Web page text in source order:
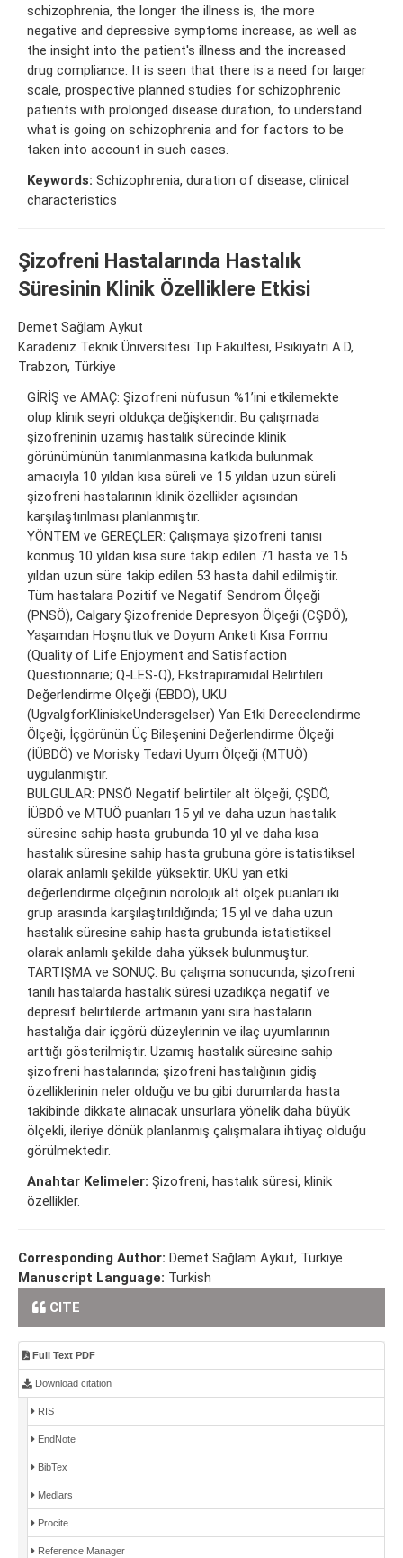
schizophrenia, the longer the illness is, the more
negative and depressive symptoms increase, as well as
the insight into the patient's illness and the increased
drug compliance. It is seen that there is a need for larger
scale, prospective planned studies for schizophrenic
patients with prolonged disease duration, to understand
what is going on schizophrenia and for factors to be
taken into account in such cases.
Keywords: Schizophrenia, duration of disease, clinical
characteristics
Şizofreni Hastalarında Hastalık
Süresinin Klinik Özelliklere Etkisi
Demet Sağlam Aykut
Karadeniz Teknik Üniversitesi Tıp Fakültesi, Psikiyatri A.D,
Trabzon, Türkiye
GİRİŞ ve AMAÇ: Şizofreni nüfusun %1’ini etkilemekte
olup klinik seyri oldukça değişkendir. Bu çalışmada
şizofreninin uzamış hastalık sürecinde klinik
görünümünün tanımlanmasına katkıda bulunmak
amacıyla 10 yıldan kısa süreli ve 15 yıldan uzun süreli
şizofreni hastalarının klinik özellikler açısından
karşılaştırılması planlanmıştır.
YÖNTEM ve GEREÇLER: Çalışmaya şizofreni tanısı
konmuş 10 yıldan kısa süre takip edilen 71 hasta ve 15
yıldan uzun süre takip edilen 53 hasta dahil edilmiştir.
Tüm hastalara Pozitif ve Negatif Sendrom Ölçeği
(PNSÖ), Calgary Şizofrenide Depresyon Ölçeği (CŞDÖ),
Yaşamdan Hoşnutluk ve Doyum Anketi Kısa Formu
(Quality of Life Enjoyment and Satisfaction
Questionnarie; Q-LES-Q), Ekstrapiramidal Belirtileri
Değerlendirme Ölçeği (EBDÖ), UKU
(UgvalgforKliniskeUndersgelser) Yan Etki Derecelendirme
Ölçeği, İçgörünün Üç Bileşenini Değerlendirme Ölçeği
(İÜBDÖ) ve Morisky Tedavi Uyum Ölçeği (MTUÖ)
uygulanmıştır.
BULGULAR: PNSÖ Negatif belirtiler alt ölçeği, ÇŞDÖ,
İÜBDÖ ve MTUÖ puanları 15 yıl ve daha uzun hastalık
süresine sahip hasta grubunda 10 yıl ve daha kısa
hastalık süresine sahip hasta grubuna göre istatistiksel
olarak anlamlı şekilde yüksektir. UKU yan etki
değerlendirme ölçeğinin nörolojik alt ölçek puanları iki
grup arasında karşılaştırıldığında; 15 yıl ve daha uzun
hastalık süresine sahip hasta grubunda istatistiksel
olarak anlamlı şekilde daha yüksek bulunmuştur.
TARTIŞMA ve SONUÇ: Bu çalışma sonucunda, şizofreni
tanılı hastalarda hastalık süresi uzadıkça negatif ve
depresif belirtilerde artmanın yanı sıra hastaların
hastalığa dair içgörü düzeylerinin ve ilaç uyumlarının
arttığı gösterilmiştir. Uzamış hastalık süresine sahip
şizofreni hastalarında; şizofreni hastalığının gidiş
özelliklerinin neler olduğu ve bu gibi durumlarda hasta
takibinde dikkate alınacak unsurlara yönelik daha büyük
ölçekli, ileriye dönük planlanmış çalışmalara ihtiyaç olduğu
görülmektedir.
Anahtar Kelimeler: Şizofreni, hastalık süresi, klinik
özellikler.
Corresponding Author: Demet Sağlam Aykut, Türkiye
Manuscript Language: Turkish
CITE
Full Text PDF
Download citation
RIS
EndNote
BibTex
Medlars
Procite
Reference Manager